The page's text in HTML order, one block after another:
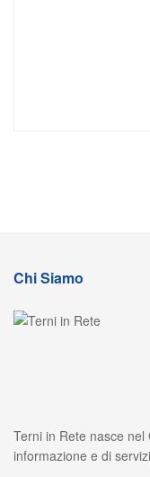
Chi Siamo
Terni in Rete nasce
informazione e di